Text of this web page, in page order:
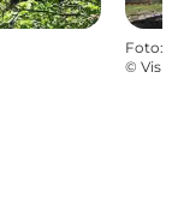
Foto:
©